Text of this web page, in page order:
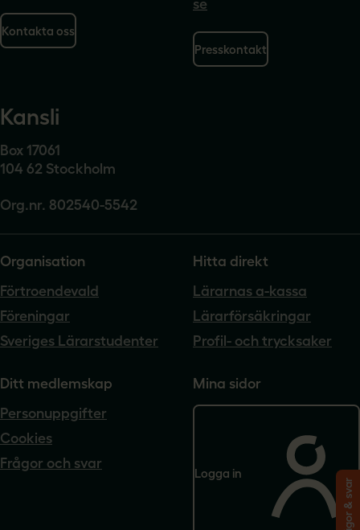
Kontakta oss
se
Presskontakt
Kansli
Box 17061
104 62 Stockholm
Org.nr. 802540-5542
Organisation
Förtroendevald
Föreningar
Sveriges Lärarstudenter
Hitta direkt
Lärarnas a-kassa
Lärarförsäkringar
Profil- och trycksaker
Ditt medlemskap
Personuppgifter
Cookies
Frågor och svar
Mina sidor
Logga in
Frågor & svar